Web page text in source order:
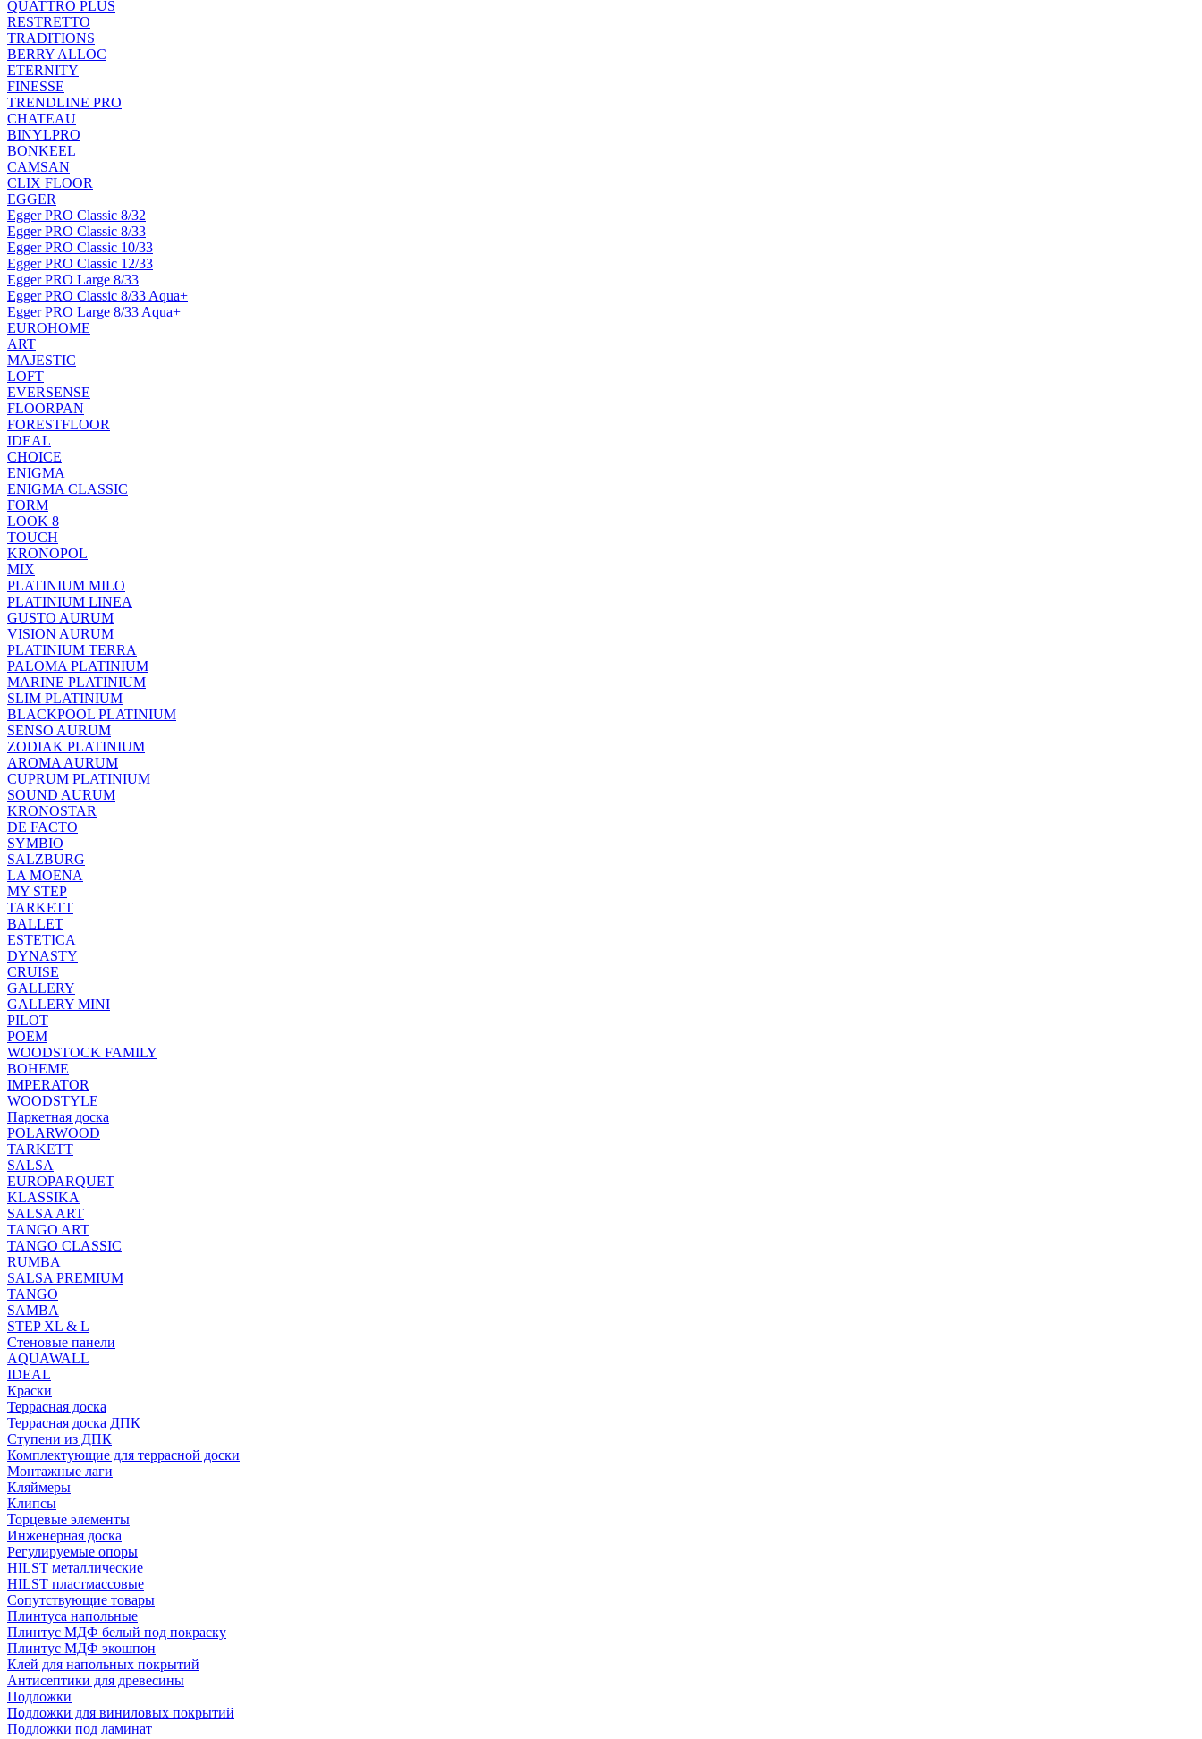
QUATTRO PLUS
RESTRETTO
TRADITIONS
BERRY ALLOC
ETERNITY
FINESSE
TRENDLINE PRO
CHATEAU
BINYLPRO
BONKEEL
CAMSAN
CLIX FLOOR
EGGER
Egger PRO Classic 8/32
Egger PRO Classic 8/33
Egger PRO Classic 10/33
Egger PRO Classic 12/33
Egger PRO Large 8/33
Egger PRO Classic 8/33 Aqua+
Egger PRO Large 8/33 Aqua+
EUROHOME
ART
MAJESTIC
LOFT
EVERSENSE
FLOORPAN
FORESTFLOOR
IDEAL
CHOICE
ENIGMA
ENIGMA CLASSIC
FORM
LOOK 8
TOUCH
KRONOPOL
MIX
PLATINIUM MILO
PLATINIUM LINEA
GUSTO AURUM
VISION AURUM
PLATINIUM TERRA
PALOMA PLATINIUM
MARINE PLATINIUM
SLIM PLATINIUM
BLACKPOOL PLATINIUM
SENSO AURUM
ZODIAK PLATINIUM
AROMA AURUM
CUPRUM PLATINIUM
SOUND AURUM
KRONOSTAR
DE FACTO
SYMBIO
SALZBURG
LA MOENA
MY STEP
TARKETT
BALLET
ESTETICA
DYNASTY
CRUISE
GALLERY
GALLERY MINI
PILOT
POEM
WOODSTOCK FAMILY
BOHEME
IMPERATOR
WOODSTYLE
Паркетная доска
POLARWOOD
TARKETT
SALSA
EUROPARQUET
KLASSIKA
SALSA ART
TANGO ART
TANGO CLASSIC
RUMBA
SALSA PREMIUM
TANGO
SAMBA
STEP XL & L
Стеновые панели
AQUAWALL
IDEAL
Краски
Террасная доска
Террасная доска ДПК
Ступени из ДПК
Комплектующие для террасной доски
Монтажные лаги
Кляймеры
Клипсы
Торцевые элементы
Инженерная доска
Регулируемые опоры
HILST металлические
HILST пластмассовые
Сопутствующие товары
Плинтуса напольные
Плинтус МДФ белый под покраску
Плинтус МДФ экошпон
Клей для напольных покрытий
Антисептики для древесины
Подложки
Подложки для виниловых покрытий
Подложки под ламинат